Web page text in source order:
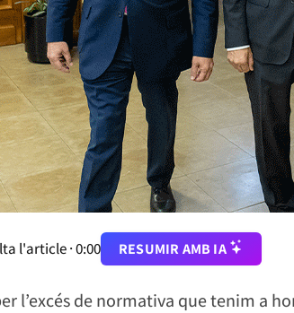
l'article ·0:00 RESUMIR AMB IA
l’excés de normativa que tenim a